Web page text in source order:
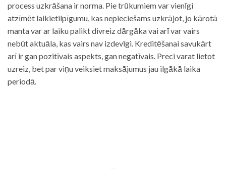
process uzkrāšana ir norma. Pie trūkumiem var vienīgi
atzīmēt laikietilpīgumu, kas nepieciešams uzkrājot, jo kārotā
manta var ar laiku palikt divreiz dārgāka vai arī var vairs
nebūt aktuāla, kas vairs nav izdevīgi. Kreditēšanai savukārt
arī ir gan pozitīvais aspekts, gan negatīvais. Preci varat lietot
uzreiz, bet par viņu veiksiet maksājumus jau ilgākā laika
periodā.